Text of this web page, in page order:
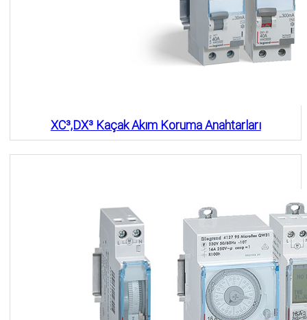
XC³,DX³ Kaçak Akım Koruma Anahtarları